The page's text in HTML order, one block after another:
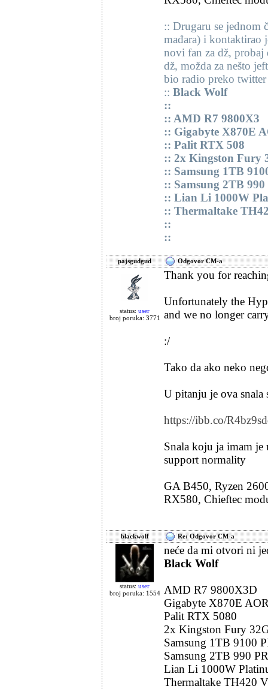
:: Drugaru se
mađara) i kontaktirao
novi fan za dž, probaj
dž, možda za nešto
bio radio preko twitter
:: Black Wolf
::
:: AMD R7 9800X3
:: Gigabyte X870E
:: Palit RTX 508
:: 2x Kingston Fury
:: Samsung 1TB
:: Samsung 2TB 990
:: Lian Li 1000W
:: Thermaltake
::
::
pajsgudgud Odgovor CM-a
status: user
broj poruka: 3771
Thank you for
Unfortunately the
and we no longer
:/
Tako da ako neko
U pitanju je ova snala
https://ibb.co/
Snala koju ja imam je
support normality
GA B450, Ryzen
RX580, Chieftec
blackwolf Re: Odgovor CM-a
status: user
broj poruka: 1554
neće da mi otvori ni
Black Wolf
AMD R7 9800X3D
Gigabyte X870E
Palit RTX 5080
2x Kingston Fury
Samsung 1TB 9100
Samsung 2TB 990
Lian Li 1000W
Thermaltake TH420